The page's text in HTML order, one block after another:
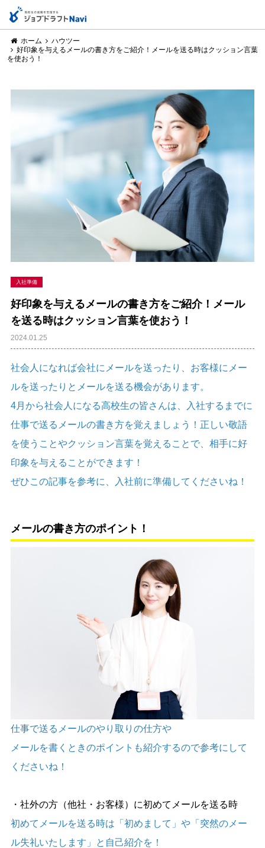
ホーム
ハウツー
好印象を与えるメールの書き方をご紹介！メールを送る時はクッション言葉
を使おう！
入社準備
好印象を与えるメールの書き方をご紹介！メール
を送る時はクッション言葉を使おう！
2024.01.25
社会人になれば会社にメールを送ったり、お客様にメー
ルを送ったりとメールを送る機会があります。
4月から社会人になる高校生の皆さんは、入社するまでに
仕事で送るメールの書き方を覚えましょう！正しい敬語
を使うことやクッション言葉を覚えることで、相手に好
印象を与えることができます！
ぜひこの記事を参考に、入社前に準備してくださいね！
メールの書き方のポイント！
仕事で送るメールのやり取りの仕方や
メールを書くときのポイントも紹介するので参考にして
くださいね！
・社外の方（他社・お客様）に初めてメールを送る時
初めてメールを送る時は「初めまして」や「突然のメー
ル失礼いたします」と自己紹介を！